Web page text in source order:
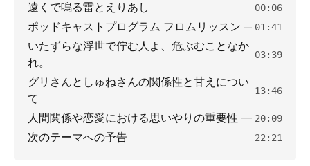
遠くで鳴る雷とえりあし 00:06
ポッドキャストプログラム フロムリッスン 01:41
いたずらな浮世で佇む人よ、危ぶむことなか
れ。
03:39
グリさんとしゅねさんの関係性と甘えについ
て
13:46
人間関係や恋愛における思いやりの重要性 20:09
次のテーマへの予告 22:21